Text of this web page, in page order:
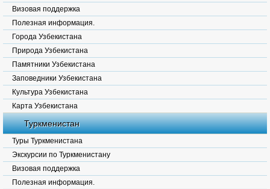
Визовая поддержка
Полезная информация.
Города Узбекистана
Природа Узбекистана
Памятники Узбекистана
Заповедники Узбекистана
Культура Узбекистана
Карта Узбекистана
Туркменистан
Туры Туркменистана
Экскурсии по Туркменистану
Визовая поддержка
Полезная информация.